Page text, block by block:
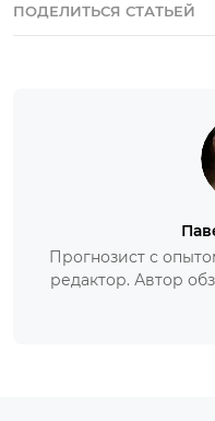
ПОДЕЛИТЬСЯ СТАТЬЕЙ
Прогнозист с
редактор. Автор